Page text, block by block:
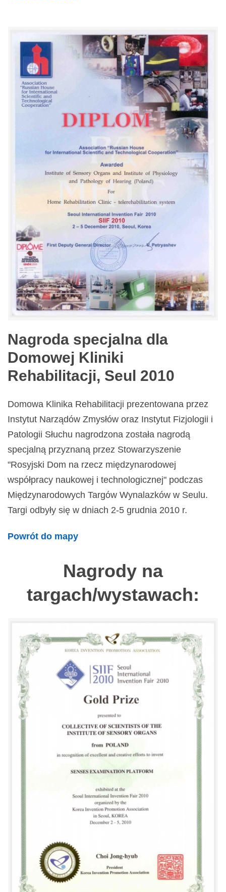
Nagroda specjalna dla
Domowej Kliniki
Rehabilitacji, Seul 2010
Domowa Klinika Rehabilitacji prezentowana przez
Instytut Narządów Zmysłów oraz Instytut Fizjologii i
Patologii Słuchu nagrodzona została nagrodą
specjalną przyznaną przez Stowarzyszenie
"Rosyjski Dom na rzecz międzynarodowej
współpracy naukowej i technologicznej" podczas
Międzynarodowych Targów Wynalazków w Seulu.
Targi odbyły się w dniach 2-5 grudnia 2010 r.
Powrót do mapy
Nagrody na
targach/wystawach: